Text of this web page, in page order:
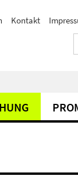
Kontakt